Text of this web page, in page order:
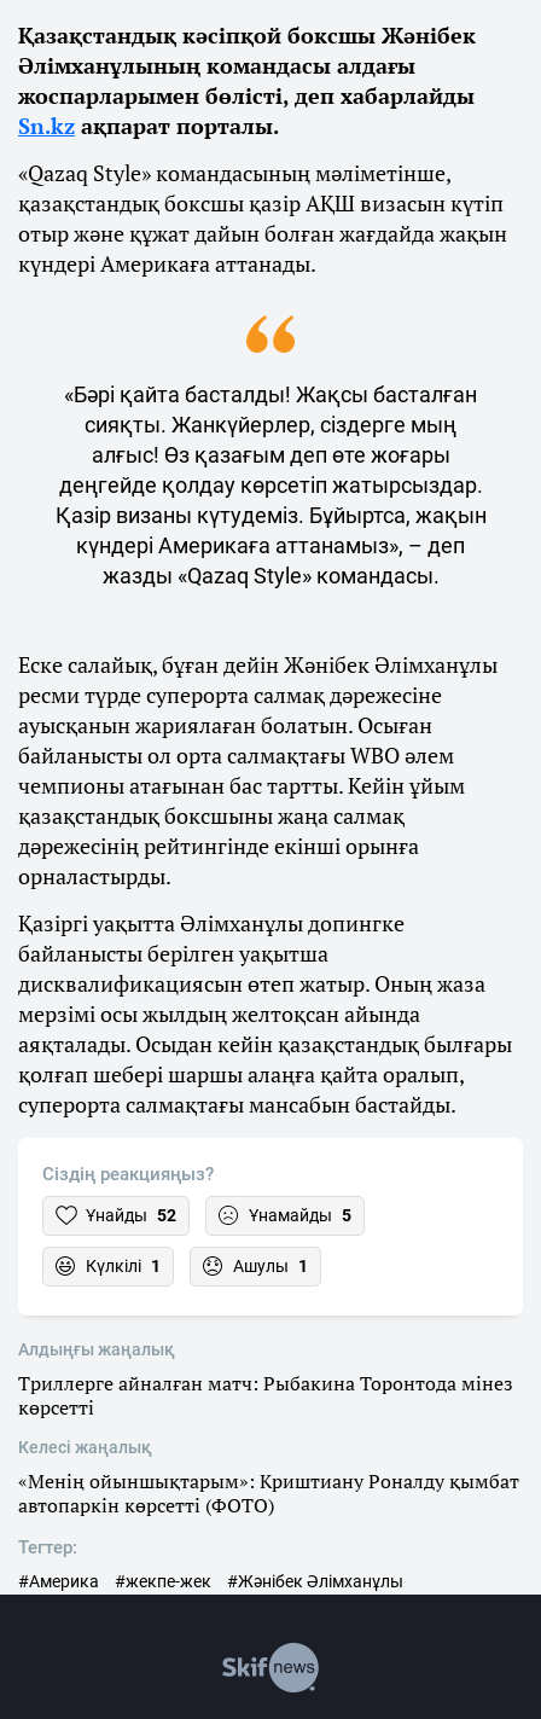
Қазақстандық кәсіпқой боксшы Жәнібек
Әлімханұлының командасы алдағы
жоспарларымен бөлісті, деп хабарлайды
Sn.kz ақпарат порталы.
«Qazaq Style» командасының мәліметінше,
қазақстандық боксшы қазір АҚШ визасын күтіп
отыр және құжат дайын болған жағдайда жақын
күндері Америкаға аттанады.
«Бәрі қайта басталды! Жақсы басталған
сияқты. Жанкүйерлер, сіздерге мың
алғыс! Өз қазағым деп өте жоғары
деңгейде қолдау көрсетіп жатырсыздар.
Қазір визаны күтудеміз. Бұйыртса, жақын
күндері Америкаға аттанамыз», – деп
жазды «Qazaq Style» командасы.
Еске салайық, бұған дейін Жәнібек Әлімханұлы
ресми түрде суперорта салмақ дәрежесіне
ауысқанын жариялаған болатын. Осыған
байланысты ол орта салмақтағы WBO әлем
чемпионы атағынан бас тартты. Кейін ұйым
қазақстандық боксшыны жаңа салмақ
дәрежесінің рейтингінде екінші орынға
орналастырды.
Қазіргі уақытта Әлімханұлы допингке
байланысты берілген уақытша
дисквалификациясын өтеп жатыр. Оның жаза
мерзімі осы жылдың желтоқсан айында
аяқталады. Осыдан кейін қазақстандық былғары
қолғап шебері шаршы алаңға қайта оралып,
суперорта салмақтағы мансабын бастайды.
Сіздің реакцияңыз?
Ұнайды 52 Ұнамайды 5
Күлкілі 1 Ашулы 1
Алдыңғы жаңалық
Триллерге айналған матч: Рыбакина Торонтода мінез
көрсетті
Келесі жаңалық
«Менің ойыншықтарым»: Криштиану Роналду қымбат
автопаркін көрсетті (ФОТО)
Тегтер:
#Америка #жекпе-жек #Жәнібек Әлімханұлы